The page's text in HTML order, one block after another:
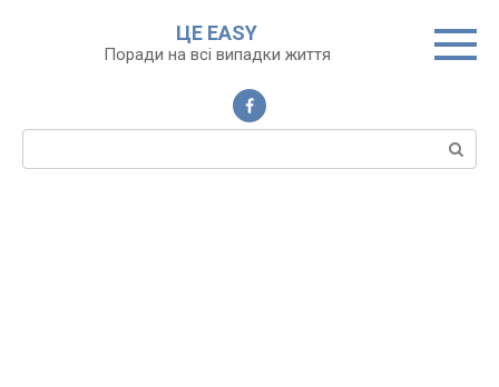
ЦЕ EASY
Поради на всі випадки життя
Пошук: